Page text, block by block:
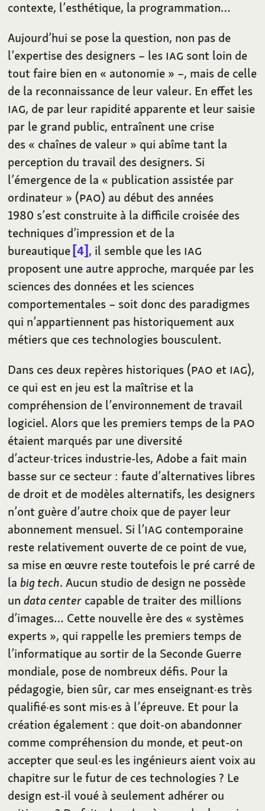
contexte, l’esthétique, la programmation…
Aujourd’hui se pose la question, non pas de
l’expertise des designers – les IAG sont loin de
tout faire bien en « autonomie » –, mais de celle
de la reconnaissance de leur valeur. En effet les
IAG, de par leur rapidité apparente et leur saisie
par le grand public, entraînent une crise
des « chaînes de valeur » qui abîme tant la
perception du travail des designers. Si
l’émergence de la « publication assistée par
ordinateur » (PAO) au début des années
1980 s’est construite à la difficile croisée des
techniques d’impression et de la
bureautique 4 , il semble que les IAG
proposent une autre approche, marquée par les
sciences des données et les sciences
comportementales – soit donc des paradigmes
qui n’appartiennent pas historiquement aux
métiers que ces technologies bousculent.
Dans ces deux repères historiques (PAO et IAG),
ce qui est en jeu est la maîtrise et la
compréhension de l’environnement de travail
logiciel. Alors que les premiers temps de la PAO
étaient marqués par une diversité
d’acteur·trices industrie-les, Adobe a fait main
basse sur ce secteur : faute d’alternatives libres
de droit et de modèles alternatifs, les designers
n’ont guère d’autre choix que de payer leur
abonnement mensuel. Si l’IAG contemporaine
reste relativement ouverte de ce point de vue,
sa mise en œuvre reste toutefois le pré carré de
labig tech. Aucun studio de design ne possède
undata center capable de traiter des millions
d’images… Cette nouvelle ère des « systèmes
experts », qui rappelle les premiers temps de
l’informatique au sortir de la Seconde Guerre
mondiale, pose de nombreux défis. Pour la
pédagogie, bien sûr, car mes enseignant·es très
qualifié·es sont mis·es à l’épreuve. Et pour la
création également : que doit-on abandonner
comme compréhension du monde, et peut-on
accepter que seul·es les ingénieurs aient voix au
chapitre sur le futur de ces technologies ? Le
design est-il voué à seulement adhérer ou